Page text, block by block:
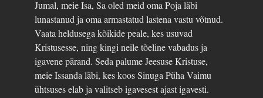
Jumal, meie Isa, Sa oled meid oma Poja läbi
lunastanud ja oma armastatud lastena vastu võtnud.
Vaata heldusega kõikide peale, kes usuvad
Kristusesse, ning kingi neile tõeline vabadus ja
igavene pärand. Seda palume Jeesuse Kristuse,
meie Issanda läbi, kes koos Sinuga Püha Vaimu
ühtsuses elab ja valitseb igavesest ajast igavesti.